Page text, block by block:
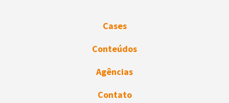
Cases
Conteúdos
Agências
Contato